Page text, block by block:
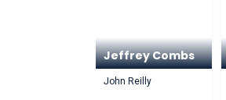
Jeffrey Combs
John Reilly